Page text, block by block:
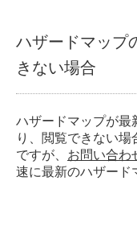
ハザードマップ
きない場合
ハザードマップが最
り、閲覧できない
ですが、 お問い合わ
速に最新のハザード